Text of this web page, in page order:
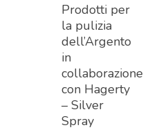
Prodotti per
la pulizia
dell’Argento
in
collaborazione
con Hagerty
– Silver
Spray